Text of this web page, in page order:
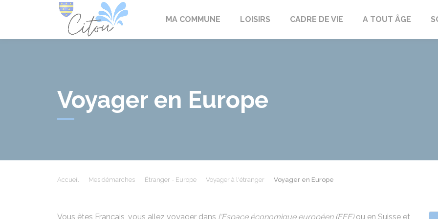
MA COMMUNE LOISIRS CADRE DE VIE A TOUT ÂGE
Voyager en Europe
Accueil Mes démarches Étranger - Europe Voyager à l'étranger Voyager en Europe
Vous êtes Français, vous allez voyager dans l'Espace économique européen (EEE)ou en Suisse et